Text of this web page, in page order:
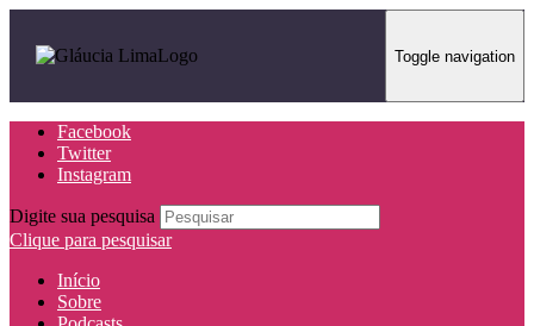
Toggle navigation
Facebook
Twitter
Instagram
Digite sua pesquisa
Clique para pesquisar
Início
Sobre